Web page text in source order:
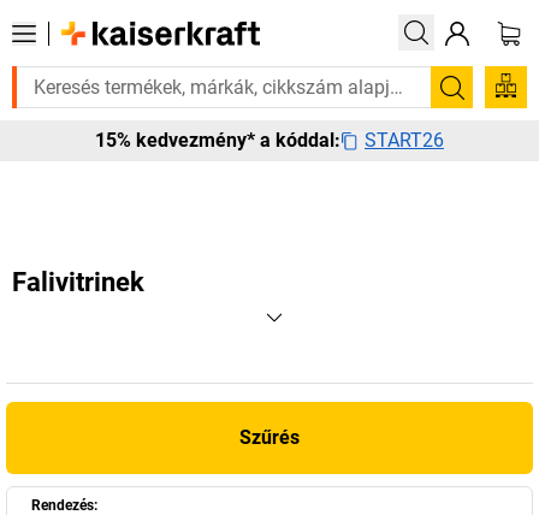
rá? Válogatott bestseller termékeinket 3–4 munkanapon belül
Keresés
15% kedvezmény* a kóddal: START26
Falivitrinek
Szűrés
Rendezés: